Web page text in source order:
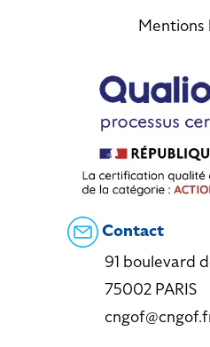
Mentions
Contact
91 boulevard
75002 PARIS